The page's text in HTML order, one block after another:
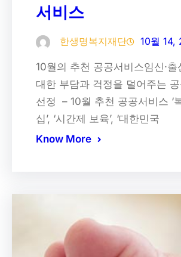
서비스
한생명복지재단 10월 14,
10월의 추천 공공서비스임신·출
대한 부담과 걱정을 덜어주는
선정 – 10월 추천 공공서비스 ‘
십’, ‘시간제 보육’, ‘대한민국
Know More